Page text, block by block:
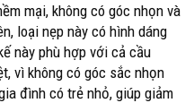
mại, không có góc nhọn và
loại nẹp này có hình dáng
này phù hợp với cả cầu
vì không có góc sắc nhọn
đình có trẻ nhỏ, giúp giảm